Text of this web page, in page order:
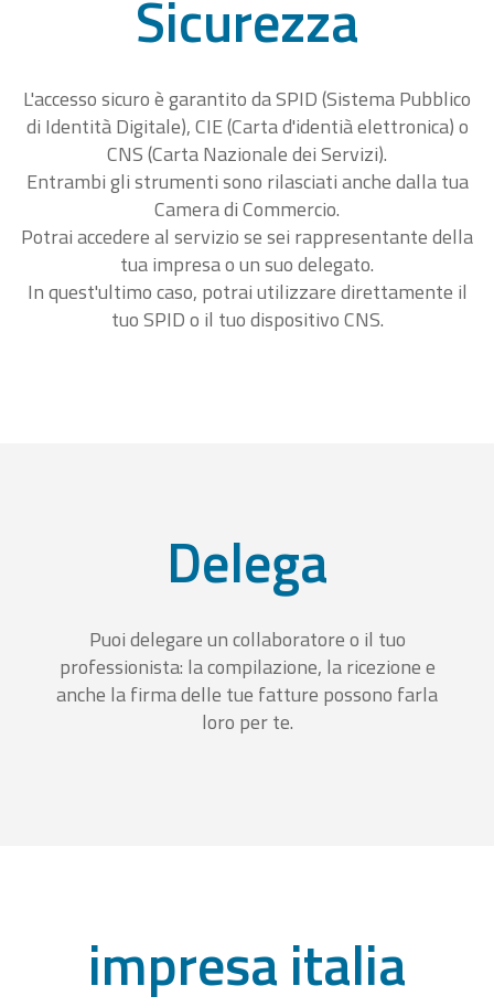
Sicurezza
L'accesso sicuro è garantito da SPID (Sistema Pubblico
di Identità Digitale), CIE (Carta d'identià elettronica) o
CNS (Carta Nazionale dei Servizi).
Entrambi gli strumenti sono rilasciati anche dalla tua
Camera di Commercio.
Potrai accedere al servizio se sei rappresentante della
tua impresa o un suo delegato.
In quest'ultimo caso, potrai utilizzare direttamente il
tuo SPID o il tuo dispositivo CNS.
Delega
Puoi delegare un collaboratore o il tuo
professionista: la compilazione, la ricezione e
anche la firma delle tue fatture possono farla
loro per te.
impresa italia